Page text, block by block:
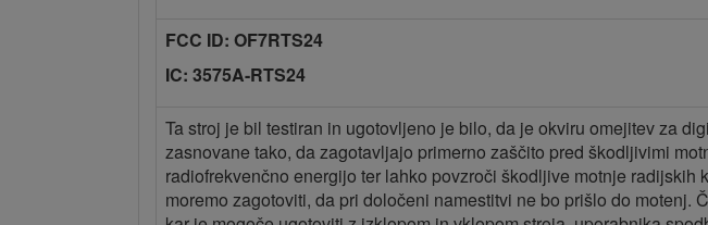
FCC ID: OF7RTS24
IC: 3575A-RTS24
Ta stroj je bil testiran in ugotovljeno je bilo, da je okviru omejitev za
zasnovane tako, da zagotavljajo primerno zaščito pred škodljivimi
radiofrekvenčno energijo ter lahko povzroči škodljive motnje
moremo zagotoviti, da pri določeni namestitvi ne bo prišlo do